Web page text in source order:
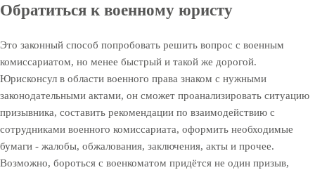
Обратиться к военному юристу
Это законный способ попробовать решить вопрос с военным
комиссариатом, но менее быстрый и такой же дорогой.
Юрисконсул в области военного права знаком с нужными
законодательными актами, он сможет проанализировать ситуацию
призывника, составить рекомендации по взаимодействию с
сотрудниками военного комиссариата, оформить необходимые
бумаги - жалобы, обжалования, заключения, акты и прочее.
Возможно, бороться с военкоматом придётся не один призыв,